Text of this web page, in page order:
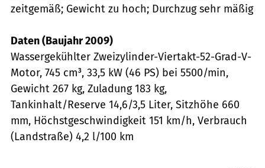
zeitgemäß; Gewicht zu hoch; Durchzug sehr mäßig
Daten (Baujahr 2009)
Wassergekühlter Zweizylinder-Viertakt-52-Grad-V-
Motor, 745 cm³, 33,5 kW (46 PS) bei 5500/min,
Gewicht 267 kg, Zuladung 183 kg,
Tankinhalt/Reserve 14,6/3,5 Liter, Sitzhöhe 660
mm, Höchstgeschwindigkeit 151 km/h, Verbrauch
(Landstraße) 4,2 l/100 km